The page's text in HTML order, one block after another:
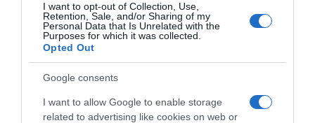
I want to opt-out of Collection, Use,
Retention, Sale, and/or Sharing of my
Personal Data that Is Unrelated with the
Purposes for which it was collected.
Opted Out
Google consents
I want to allow Google to enable storage
related to advertising like cookies on web or
se rijetko vraćaju drugi put.
Zašto je ponedjeljak ključan za finansije?
Prva četvrt Mjeseca u Vagi postavlja ton cijele sedmice. Ovaj
astrološki aspekt naglašava važnost ravnoteže, pregovora i
saradnje, zbog čega je ponedjeljak idealan dan za razgovore o
novcu, budžetu ili poslovnim planovima koje već dugo odgađate.